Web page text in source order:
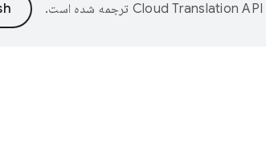
ترجمه شده است.